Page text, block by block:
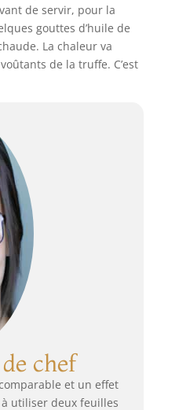
de servir, pour la
gouttes d’huile de
La chaleur va
de la truffe. C’est
chef
et un effet
utiliser deux feuilles